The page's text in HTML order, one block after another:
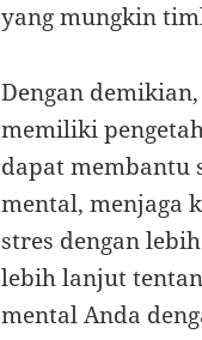
yang mungkin
Dengan
memiliki
dapat membantu
mental, menjaga
stres dengan
lebih lanjut
mental Anda